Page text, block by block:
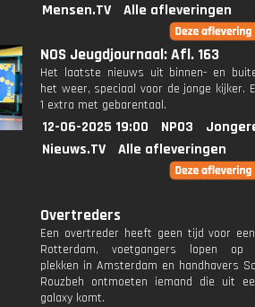
Mensen.TV
Alle afleveringen
NOS Jeugdjournaal: Afl. 163
Het laatste nieuws uit binnen- en
het weer, speciaal voor de jonge kijker.
1 extra met gebarentaal.
12-06-2025 19:00 NPO3
Nieuws.TV
Alle afleveringen
Overtreders
Een overtreder heeft geen tijd voor
Rotterdam, voetgangers lopen op
plekken in Amsterdam en handhavers
Rouzbeh ontmoeten iemand die uit
galaxy komt.